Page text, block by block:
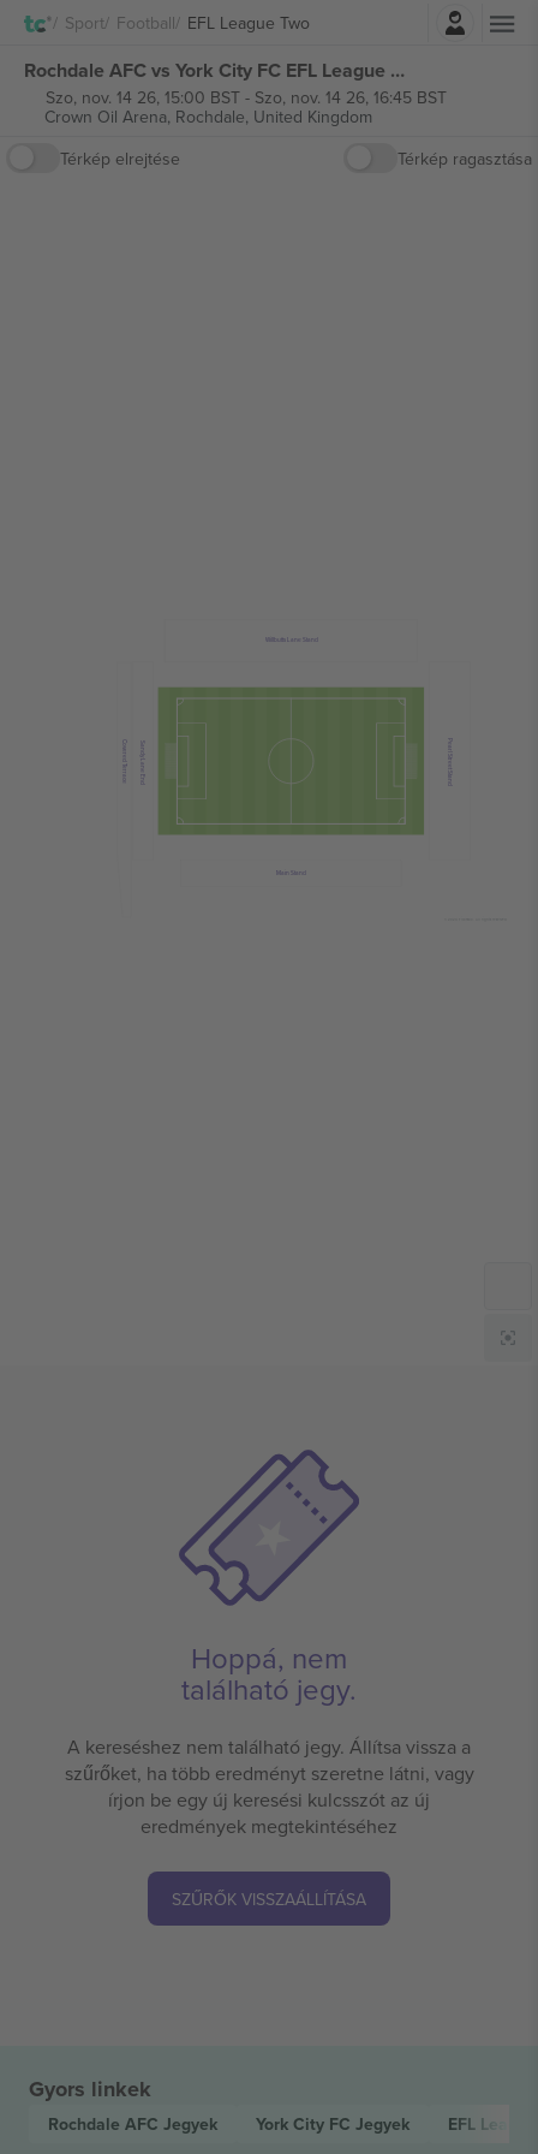
Sport Football EFL League TwoBelépés
Rochdale AFC vs York City FC EFL League Two jegyek
Szo, nov. 14 26, 15:00 BST- Szo, nov. 14 26, 16:45 BST
Crown Oil Arena, Rochdale, United Kingdom
Térkép elrejtése
Térkép ragasztása
Main Stand
Pearl Street Stand
Willbutts Lane Stand
Sandy Lane End
Covered Terrace
Hoppá, nem
található jegy.
A kereséshez nem található jegy. Állítsa vissza a
szűrőket, ha több eredményt szeretne látni, vagy
írjon be egy új keresési kulcsszót az új
eredmények megtekintéséhez
SZŰRŐK VISSZAÁLLÍTÁSA
Gyors linkek
Rochdale AFC Jegyek York City FC Jegyek EFL